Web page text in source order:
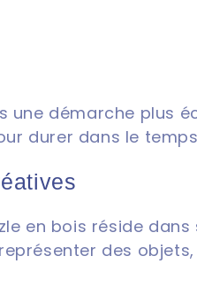
une démarche plus
durer dans le
en bois réside
des